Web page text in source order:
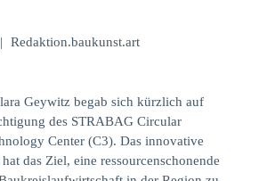
| Redaktion.baukunst.art
Geywitz begab sich kürzlich auf
des STRABAG Circular
Center (C3). Das innovative
das Ziel, eine ressourcenschonende